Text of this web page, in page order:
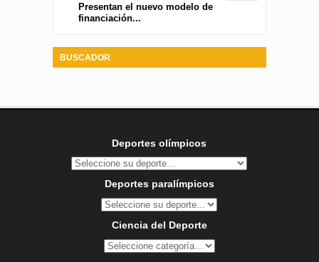
Presentan el nuevo modelo de
financiación...
BUSCADOR
Deportes olímpicos
Deportes paralímpicos
Ciencia del Deporte